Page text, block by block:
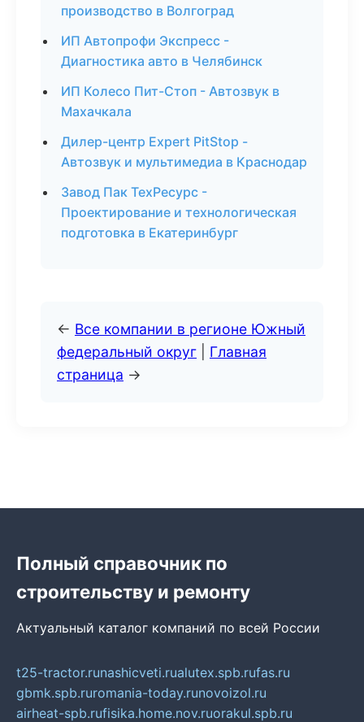
производство в Волгоград
ИП Автопрофи Экспресс -
Диагностика авто в Челябинск
ИП Колесо Пит-Стоп - Автозвук в
Махачкала
Дилер-центр Expert PitStop -
Автозвук и мультимедиа в Краснодар
Завод Пак ТехРесурс -
Проектирование и технологическая
подготовка в Екатеринбург
← Все компании в регионе Южный
федеральный округ
Главная
страница →
Полный справочник по
строительству и ремонту
Актуальный каталог компаний по всей России
t25-tractor.runashicveti.rualutex.spb.rufas.ru
gbmk.spb.ruromania-today.runovoizol.ru
airheat-spb.rufisika.home.nov.ruorakul.spb.ru